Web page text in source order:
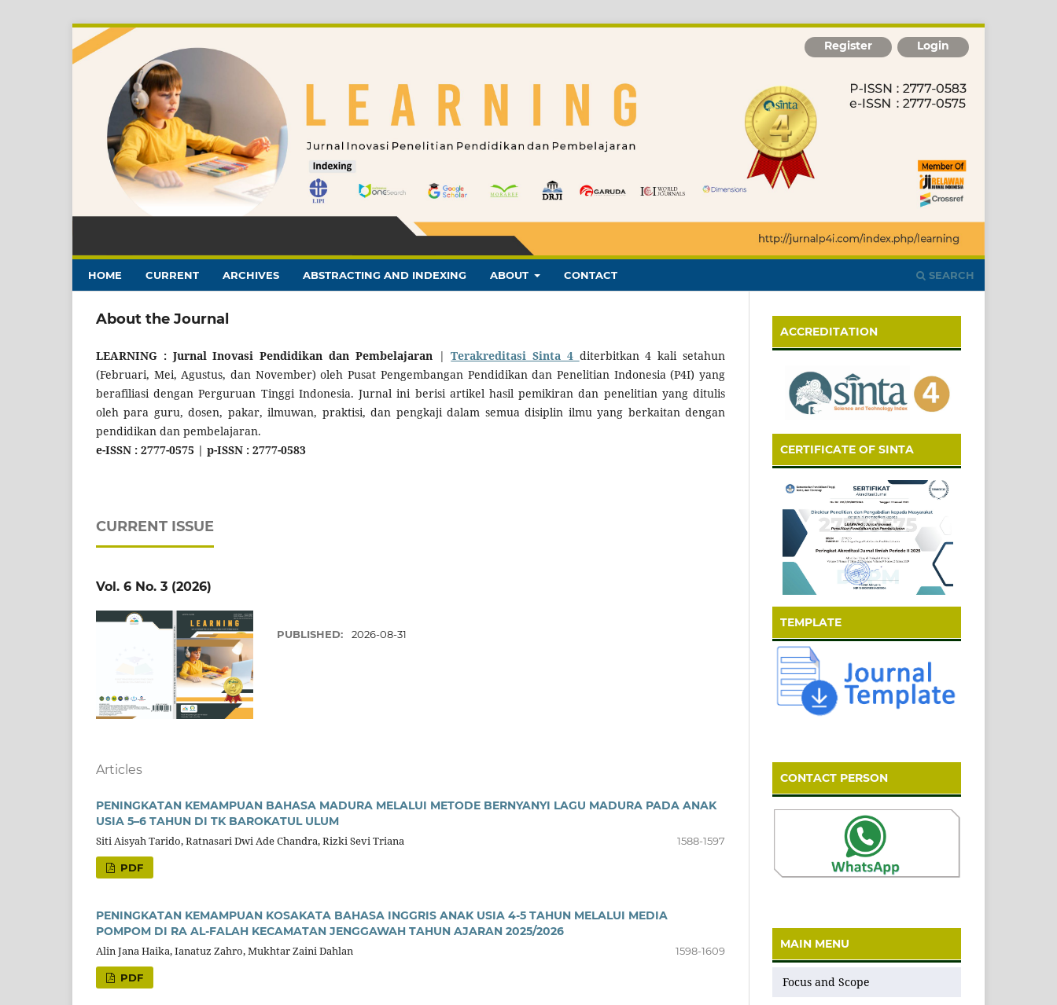
HOME CURRENT ARCHIVES ABSTRACTING AND INDEXING ABOUT CONTACT SEARCH
Register Login
About the Journal
LEARNING : Jurnal Inovasi Pendidikan dan Pembelajaran|Terakreditasi Sinta 4 diterbitkan 4 kali setahun
(Februari, Mei, Agustus, dan November) oleh Pusat Pengembangan Pendidikan dan Penelitian Indonesia (P4I) yang
berafiliasi dengan Perguruan Tinggi Indonesia. Jurnal ini berisi artikel hasil pemikiran dan penelitian yang ditulis
oleh para guru, dosen, pakar, ilmuwan, praktisi, dan pengkaji dalam semua disiplin ilmu yang berkaitan dengan
pendidikan dan pembelajaran.
e-ISSN : 2777-0575 | p-ISSN : 2777-0583
CURRENT ISSUE
Vol. 6 No. 3 (2026)
PUBLISHED: 2026-08-31
Articles
PENINGKATAN KEMAMPUAN BAHASA MADURA MELALUI METODE BERNYANYI LAGU MADURA PADA ANAK
USIA 5–6 TAHUN DI TK BAROKATUL ULUM
Siti Aisyah Tarido, Ratnasari Dwi Ade Chandra, Rizki Sevi Triana
1588-1597
PDF
PENINGKATAN KEMAMPUAN KOSAKATA BAHASA INGGRIS ANAK USIA 4-5 TAHUN MELALUI MEDIA
POMPOM DI RA AL-FALAH KECAMATAN JENGGAWAH TAHUN AJARAN 2025/2026
Alin Jana Haika, Ianatuz Zahro, Mukhtar Zaini Dahlan
1598-1609
PDF
ACCREDITATION
CERTIFICATE OF SINTA
TEMPLATE
CONTACT PERSON
MAIN MENU
Focus and Scope